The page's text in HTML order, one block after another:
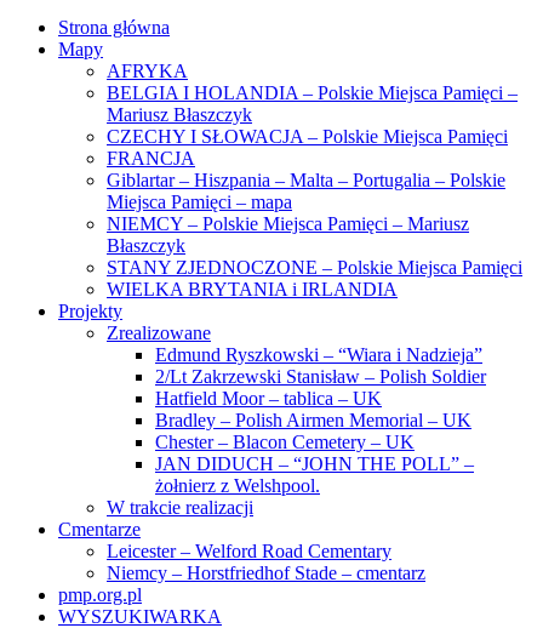
Strona główna
Mapy
AFRYKA
BELGIA I HOLANDIA – Polskie Miejsca Pamięci –
Mariusz Błaszczyk
CZECHY I SŁOWACJA – Polskie Miejsca Pamięci
FRANCJA
Giblartar – Hiszpania – Malta – Portugalia – Polskie
Miejsca Pamięci – mapa
NIEMCY – Polskie Miejsca Pamięci – Mariusz
Błaszczyk
STANY ZJEDNOCZONE – Polskie Miejsca Pamięci
WIELKA BRYTANIA i IRLANDIA
Projekty
Zrealizowane
Edmund Ryszkowski – “Wiara i Nadzieja”
2/Lt Zakrzewski Stanisław – Polish Soldier
Hatfield Moor – tablica – UK
Bradley – Polish Airmen Memorial – UK
Chester – Blacon Cemetery – UK
JAN DIDUCH – “JOHN THE POLL” –
żołnierz z Welshpool.
W trakcie realizacji
Cmentarze
Leicester – Welford Road Cementary
Niemcy – Horstfriedhof Stade – cmentarz
pmp.org.pl
WYSZUKIWARKA